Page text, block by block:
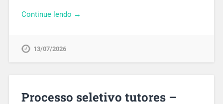
Continue lendo →
13/07/2026
Processo seletivo tutores –